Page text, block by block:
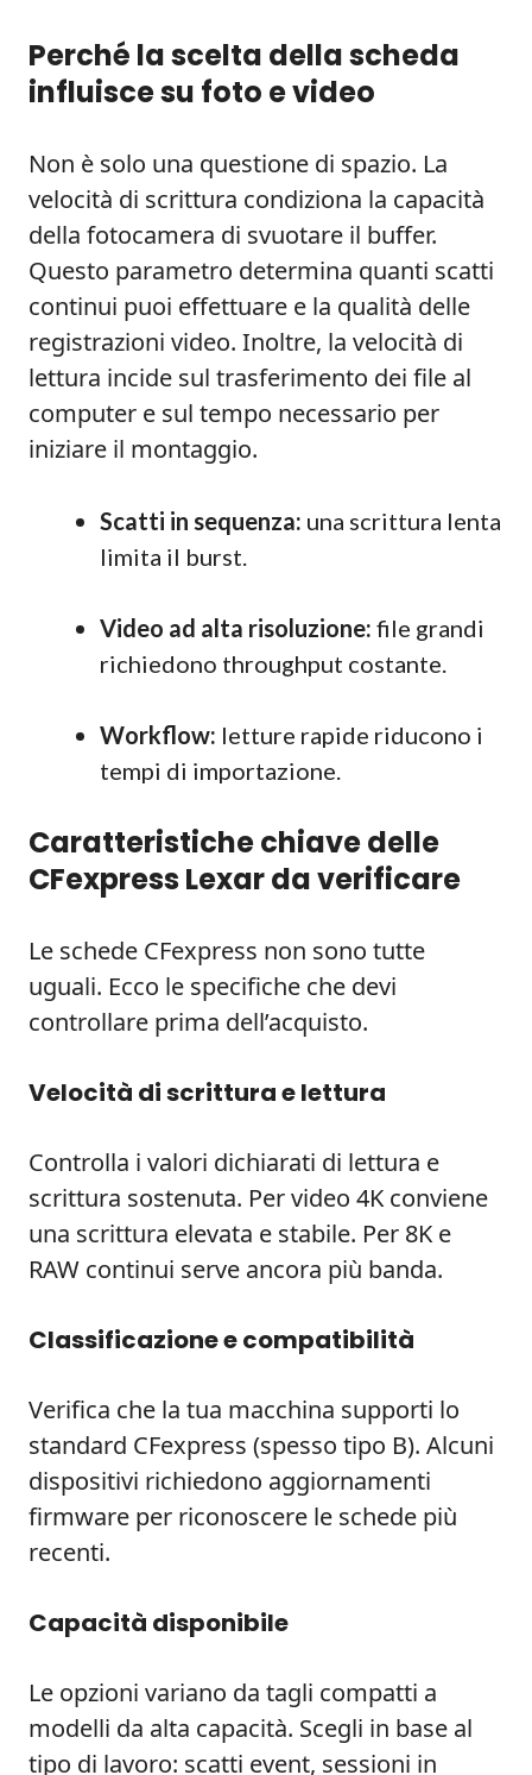
Perché la scelta della scheda
influisce su foto e video
Non è solo una questione di spazio. La
velocità di scrittura condiziona la capacità
della fotocamera di svuotare il buffer.
Questo parametro determina quanti scatti
continui puoi effettuare e la qualità delle
registrazioni video. Inoltre, la velocità di
lettura incide sul trasferimento dei file al
computer e sul tempo necessario per
iniziare il montaggio.
Scatti in sequenza: una scrittura lenta
limita il burst.
Video ad alta risoluzione: file grandi
richiedono throughput costante.
Workflow: letture rapide riducono i
tempi di importazione.
Caratteristiche chiave delle
CFexpress Lexar da verificare
Le schede CFexpress non sono tutte
uguali. Ecco le specifiche che devi
controllare prima dell’acquisto.
Velocità di scrittura e lettura
Controlla i valori dichiarati di lettura e
scrittura sostenuta. Per video 4K conviene
una scrittura elevata e stabile. Per 8K e
RAW continui serve ancora più banda.
Classificazione e compatibilità
Verifica che la tua macchina supporti lo
standard CFexpress (spesso tipo B). Alcuni
dispositivi richiedono aggiornamenti
firmware per riconoscere le schede più
recenti.
Capacità disponibile
Le opzioni variano da tagli compatti a
modelli da alta capacità. Scegli in base al
tipo di lavoro: scatti event, sessioni in